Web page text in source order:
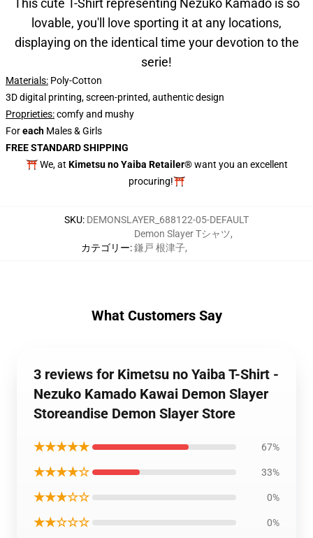
This cute T-Shirt representing Nezuko Kamado is so
lovable, you'll love sporting it at any locations,
displaying on the identical time your devotion to the
serie!
Materials: Poly-Cotton
3D digital printing, screen-printed, authentic design
Proprieties:comfy and mushy
Foreach Males & Girls
FREE STANDARD SHIPPING
⛩️ We, at Kimetsu no Yaiba Retailer®want you an excellent
procuring!⛩️
SKU: DEMONSLAYER_688122-05-DEFAULT
カテゴリー:
Demon Slayer Tシャツ,
鎌戸 根津子,
What Customers Say
3 reviews for Kimetsu no Yaiba T-Shirt -
Nezuko Kamado Kawai Demon Slayer
Storeandise Demon Slayer Store
★★★★★ 67%
★★★★☆ 33%
★★★☆☆ 0%
★★☆☆☆ 0%